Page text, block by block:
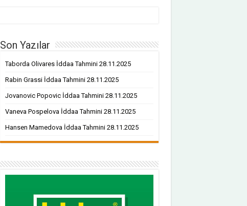
Son Yazılar
Taborda Olivares İddaa Tahmini 28.11.2025
Rabin Grassi İddaa Tahmini 28.11.2025
Jovanovic Popovic İddaa Tahmini 28.11.2025
Vaneva Pospelova İddaa Tahmini 28.11.2025
Hansen Mamedova İddaa Tahmini 28.11.2025